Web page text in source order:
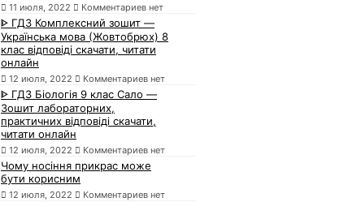
11 июля, 2022 Комментариев нет
ᐈ ГДЗ Комплексний зошит —
Українська мова (Жовтобрюх) 8
клас відповіді скачати, читати
онлайн
12 июля, 2022 Комментариев нет
ᐈ ГДЗ Біологія 9 клас Сало —
Зошит лабораторних,
практичних відповіді скачати,
читати онлайн
12 июля, 2022 Комментариев нет
Чому носіння прикрас може
бути корисним
12 июля, 2022 Комментариев нет